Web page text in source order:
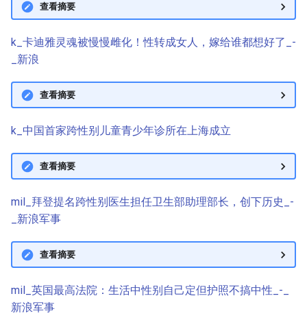
查看摘要
k_卡迪雅灵魂被慢慢雌化！性转成女人，嫁给谁都想好了_-
_新浪
查看摘要
k_中国首家跨性别儿童青少年诊所在上海成立
查看摘要
mil_拜登提名跨性别医生担任卫生部助理部长，创下历史_-
_新浪军事
查看摘要
mil_英国最高法院：生活中性别自己定但护照不搞中性_-_
新浪军事